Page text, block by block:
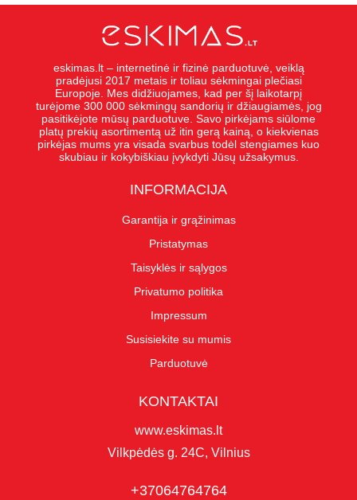
eskimas.lt – internetinė ir fizinė parduotuvė, veiklą
pradėjusi 2017 metais ir toliau sėkmingai plečiasi
Europoje. Mes didžiuojames, kad per šį laikotarpį
turėjome 300 000 sėkmingų sandorių ir džiaugiamės, jog
pasitikėjote mūsų parduotuve. Savo pirkėjams siūlome
platų prekių asortimentą už itin gerą kainą, o kiekvienas
pirkėjas mums yra visada svarbus todėl stengiames kuo
skubiau ir kokybiškiau įvykdyti Jūsų užsakymus.
INFORMACIJA
Garantija ir grąžinimas
Pristatymas
Taisyklės ir sąlygos
Privatumo politika
Impressum
Susisiekite su mumis
Parduotuvė
KONTAKTAI
www.eskimas.lt
Vilkpėdės g. 24C, Vilnius
+37064764764